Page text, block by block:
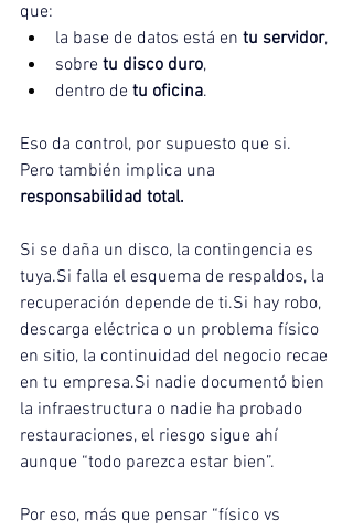
que:
la base de datos está en tu servidor,
sobre tu disco duro,
dentro de tu oficina.
Eso da control, por supuesto que si.
Pero también implica una
responsabilidad total.
Si se daña un disco, la contingencia es
tuya.Si falla el esquema de respaldos, la
recuperación depende de ti.Si hay robo,
descarga eléctrica o un problema físico
en sitio, la continuidad del negocio recae
en tu empresa.Si nadie documentó bien
la infraestructura o nadie ha probado
restauraciones, el riesgo sigue ahí
aunque “todo parezca estar bien”.
Por eso, más que pensar “físico vs